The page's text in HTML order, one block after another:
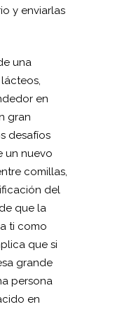
y enviarlas
una
en
gran
desafíos
un nuevo
comillas,
del
que la
ti como
que si
grande
persona
en